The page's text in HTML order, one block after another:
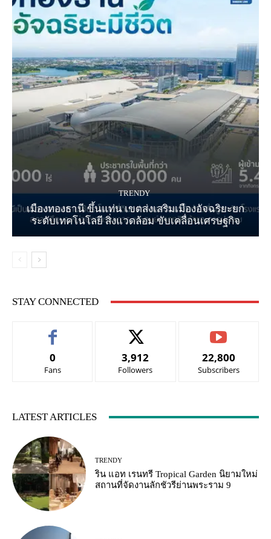
TRENDY
เมืองทองธานี ขึ้นแท่น เขตส่งเสริมเมืองอัจฉริยะยก
ระดับเทคโนโลยี สิ่งแวดล้อม ขับเคลื่อนเศรษฐกิจ
STAY CONNECTED
0
Fans
3,912
Followers
22,800
Subscribers
LATEST ARTICLES
TRENDY
ริน แอท เรนทรี Tropical Garden นิยามใหม่
สถานที่จัดงานลักชัวรีย่านพระราม 9